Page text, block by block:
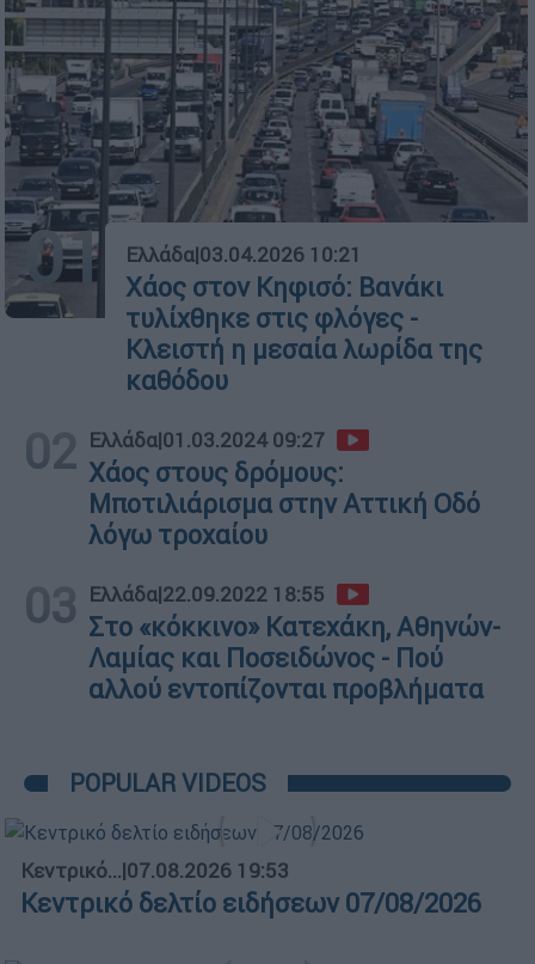
01 Ελλάδα|03.04.2026 10:21
Χάος στον Κηφισό: Βανάκι
τυλίχθηκε στις φλόγες -
Κλειστή η μεσαία λωρίδα της
καθόδου
02 Ελλάδα|01.03.2024 09:27
Χάος στους δρόμους:
Μποτιλιάρισμα στην Αττική Οδό
λόγω τροχαίου
03 Ελλάδα|22.09.2022 18:55
Στο «κόκκινο» Κατεχάκη, Αθηνών-
Λαμίας και Ποσειδώνος - Πού
αλλού εντοπίζονται προβλήματα
POPULAR VIDEOS
Κεντρικό...|07.08.2026 19:53
Κεντρικό δελτίο ειδήσεων 07/08/2026